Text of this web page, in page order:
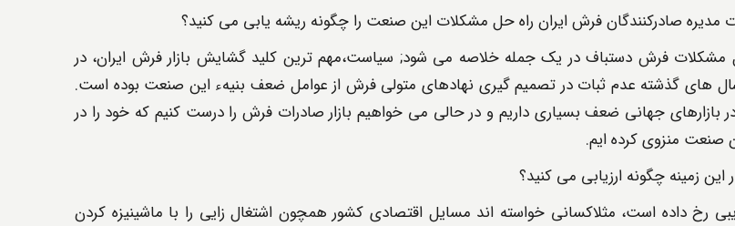
مدیره صادرکنندگان فرش ایران راه حل مشکلات این صنعت را چگونه ریشه یابی می کنید؟
مشکلات فرش دستباف در یک جمله خلاصه می شود; سیاست،مهم ترین کلید گشایش بازار فرش ایران، در
های گذشته عدم ثبات در تصمیم گیری نهادهای متولی فرش از عوامل ضعف بنیهء این صنعت بوده است.
بازارهای جهانی ضعف بسیاری داریم و در حالی می خواهیم بازار صادرات فرش را درست کنیم که خود را در
منزوی کرده ایم.
زمینه چگونه ارزیابی می کنید؟
رخ داده است، مثلاکسانی خواسته اند مسایل اقتصادی کشور همچون اشتغال زایی را با ماشینیزه کردن